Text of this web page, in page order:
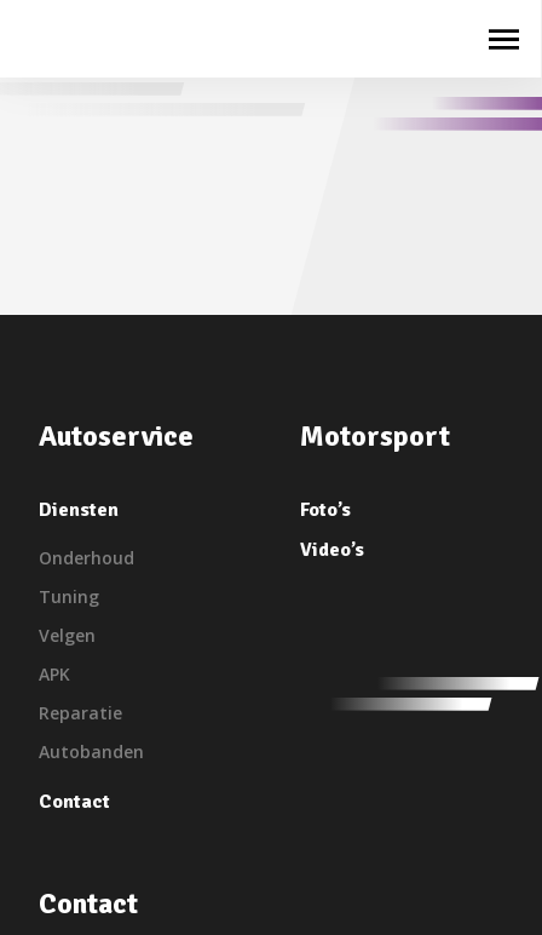
Autoservice
Diensten
Onderhoud
Tuning
Velgen
APK
Reparatie
Autobanden
Contact
Motorsport
Foto’s
Video’s
Contact